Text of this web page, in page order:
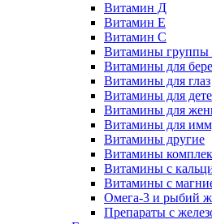
Витамин Д
Витамин Е
Витамин С
Витамины группы
Витамины для
Витамины для глаз
Витамины для
Витамины для
Витамины для
Витамины другие
Витамины
Витамины с
Витамины с
Омега-3 и рыбий
Препараты с